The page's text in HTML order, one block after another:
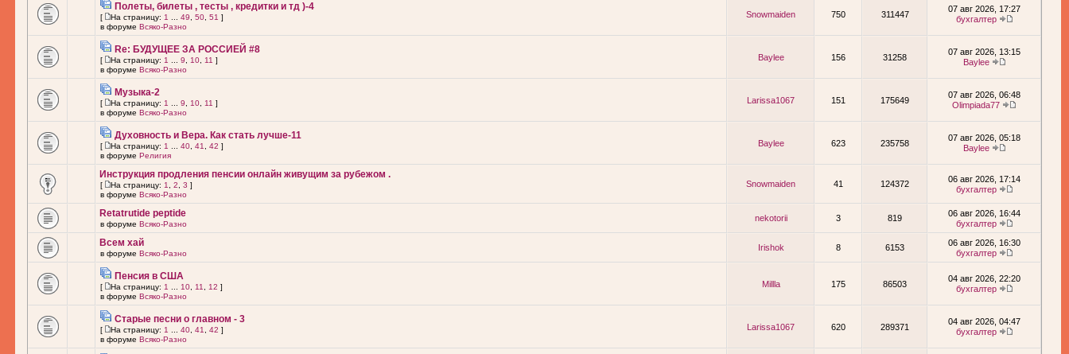
Полеты, билеты , тесты , кредитки и тд )-4
[ На страницу: 1 49 50 51 ]
в форуме Всяко-Разно
Snowmaiden 750 311447
07 авг 2026, 17:27
бухгалтер
Re: БУДУЩЕЕ ЗА РОССИЕЙ #8
[ На страницу: 1 9 10 11 ]
в форуме Всяко-Разно
Baylee 156 31258
07 авг 2026, 13:15
Baylee
Музыка-2
[ На страницу: 1 9 10 11 ]
в форуме Всяко-Разно
Larissa1067 151 175649
07 авг 2026, 06:48
Olimpiada77
Духовность и Вера. Как стать лучше-11
[ На страницу: 1 40 41 42 ]
в форуме Религия
Baylee 623 235758
07 авг 2026, 05:18
Baylee
Инструкция продления пенсии онлайн живущим за рубежом .
[ На страницу: 1 2 3 ]
в форуме Всяко-Разно
Snowmaiden 41 124372
06 авг 2026, 17:14
бухгалтер
Retatrutide peptide
в форуме Всяко-Разно
nekotorii 3 819
06 авг 2026, 16:44
бухгалтер
Всем хай
в форуме Всяко-Разно
Irishok 8 6153
06 авг 2026, 16:30
бухгалтер
Пенсия в США
[ На страницу: 1 10 11 12 ]
в форуме Всяко-Разно
Millla 175 86503
04 авг 2026, 22:20
бухгалтер
Старые песни о главном - 3
[ На страницу: 1 40 41 42 ]
в форуме Всяко-Разно
Larissa1067 620 289371
04 авг 2026, 04:47
бухгалтер